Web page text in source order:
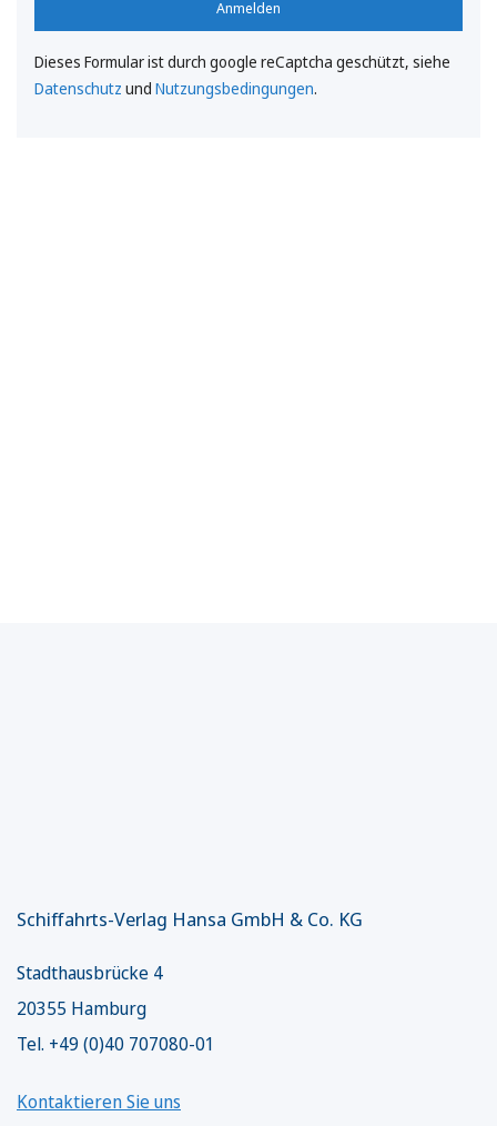
Anmelden
Dieses Formular ist durch google reCaptcha geschützt, siehe
Datenschutz und Nutzungsbedingungen.
Schiffahrts-Verlag Hansa GmbH & Co. KG
Stadthausbrücke 4
20355 Hamburg
Tel. +49 (0)40 707080-01
Kontaktieren Sie uns